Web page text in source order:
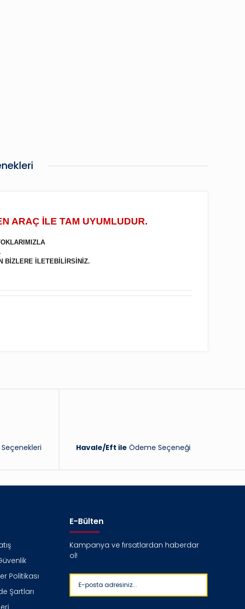
ARAÇ İLE TAM UYUMLUDUR.
BİZLERE İLETEBİLİRSİNİZ.
Havale/Eft ile Ödeme Seçeneği
Politikası
Şartları
E-Bülten
Kampanya ve fırsatlardan haberdar
ol!